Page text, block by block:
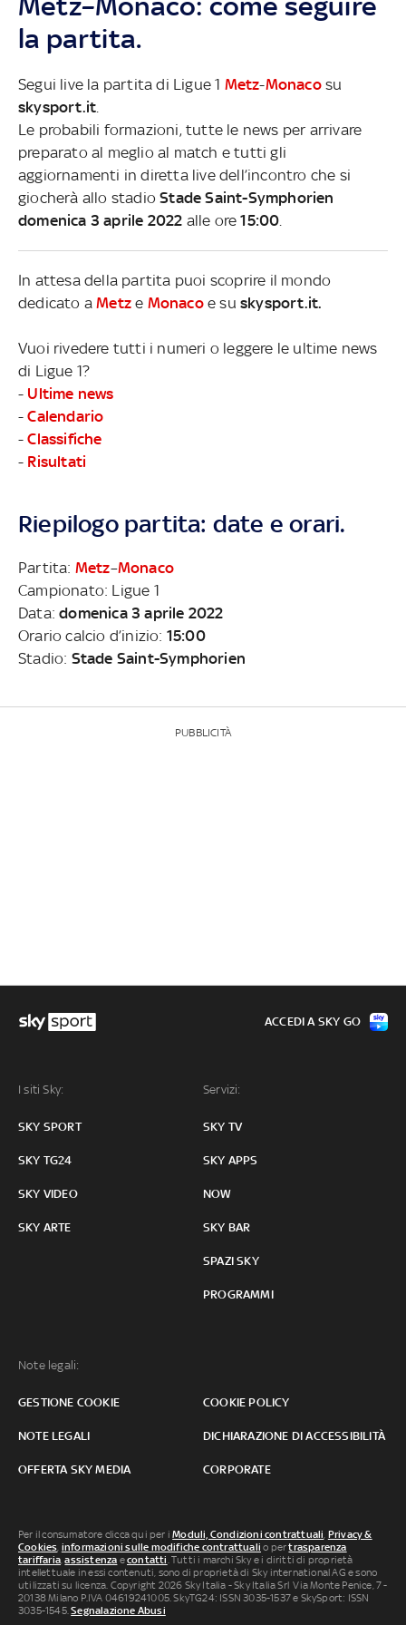
la partita.
Segui live la partita di Ligue 1 Metz-Monacosu
skysport.it
Le probabili formazioni, tutte le news per arrivare
preparato al meglio al match e tutti gli
aggiornamenti in diretta live dell’incontro che si
giocherà allo stadioStade Saint-Symphorien
domenica 3 aprile 2022 alle ore15:00
In attesa della partita puoi scoprire il mondo
dedicato aMetz e Monacoe suskysport.it.
Vuoi rivedere tutti i numeri o leggere le ultime news
di Ligue 1?
- Ultime news
-Calendario
-Classifiche
- Risultati
Riepilogo partita: date e orari.
Partita: Metz–Monaco
Campionato: Ligue 1
Data:domenica 3 aprile 2022
Orario calcio d’inizio: 15:00
Stadio: Stade Saint-Symphorien
PUBBLICITÀ
I siti Sky:
SKY SPORT
SKY TG24
SKY VIDEO
SKY ARTE
Servizi:
SKY TV
SKY APPS
NOW
SKY BAR
SPAZI SKY
PROGRAMMI
Note legali:
GESTIONE COOKIE COOKIE POLICY
NOTE LEGALI DICHIARAZIONE DI ACCESSIBILITÀ
OFFERTA SKY MEDIA CORPORATE
ACCEDI A SKY GO
Per il consumatore clicca qui per iModuli, Condizioni contrattuali Privacy &
Cookies informazioni sulle modifiche contrattuali o pertrasparenza
tariffaria ,assistenza econtatti . Tutti i marchi Sky e i diritti di proprietà
intellettuale in essi contenuti, sono di proprietà di Sky international AG e sono
utilizzati su licenza. Copyright 2026 Sky Italia - Sky Italia Srl Via Monte Penice, 7 -
20138 Milano P.IVA 04619241005. SkyTG24: ISSN 3035-1537 e SkySport: ISSN
3035-1545.Segnalazione Abusi